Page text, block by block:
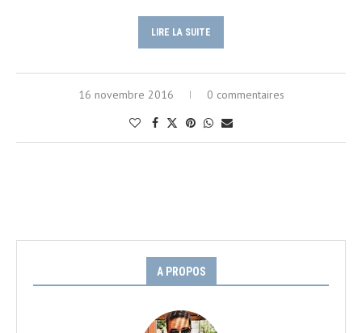
LIRE LA SUITE
16 novembre 2016 0 commentaires
A PROPOS